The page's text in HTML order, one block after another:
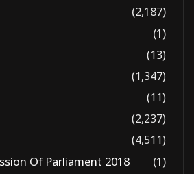
(2,187)
(1)
(13)
(1,347)
(11)
(2,237)
(4,511)
Of Parliament 2018
(1)